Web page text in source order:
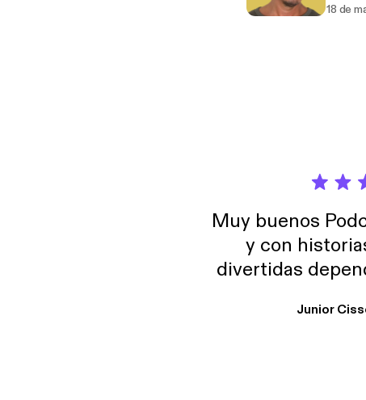
18 de
Muy buenos
y con
divertidas
trabajo ya que
Junior